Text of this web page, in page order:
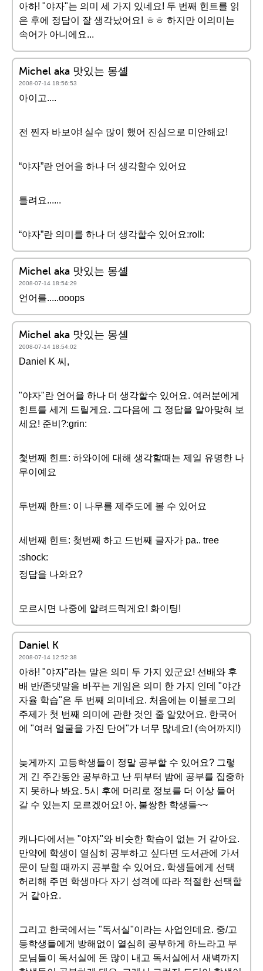
아하! "야자"는 의미 세 가지 있네요! 두 번째 힌트를 읽
은 후에 정답이 잘 생각났어요! ㅎㅎ 하지만 이의미는
속어가 아니에요...
Michel aka 맛있는 몽셸
2008-07-14 18:56:53
아이고....
전 찐자 바보야! 실수 많이 했어 진심으로 미안해요!
“야자”란 언어을 하나 더 생각할수 있어요
틀려요......
“야자”란 의미를 하나 더 생각할수 있어요:roll:
Michel aka 맛있는 몽셸
2008-07-14 18:54:29
언어를.....ooops
Michel aka 맛있는 몽셸
2008-07-14 18:54:02
Daniel K 씨,
"야자"란 언어을 하나 더 생각할수 있어요. 여러분에게
힌트를 세게 드릴게요. 그다음에 그 정답을 알아맞혀 보
세요! 준비?:grin:
첯번째 힌트: 하와이에 대해 생각할때는 제일 유명한 나
무이예요
두번째 한트: 이 나무를 제주도에 볼 수 있어요
세번째 힌트: 첮번째 하고 드번째 글자가 pa.. tree
:shock:
정답을 나와요?
모르시면 나중에 알려드릭게요! 화이팅!
Daniel K
2008-07-14 12:52:38
아하! "야자"라는 말은 의미 두 가지 있군요! 선배와 후
배 반/존댓말을 바꾸는 게임은 의미 한 가지 인데 "야간
자율 학습"은 두 번째 의미네요. 처음에는 이블로그의
주제가 첫 번째 의미에 관한 것인 줄 알았어요. 한국어
에 "여러 얼굴을 가진 단어"가 너무 많네요! (속어까지!)
늦게까지 고등학생들이 정말 공부할 수 있어요? 그렇
게 긴 주간동안 공부하고 난 뒤부터 밤에 공부를 집중하
지 못하나 봐요. 5시 후에 머리로 정보를 더 이상 들어
갈 수 있는지 모르겠어요! 아, 불쌍한 학생들~~
캐나다에서는 "야자"와 비슷한 학습이 없는 거 같아요.
만약에 학생이 열심히 공부하고 싶다면 도서관에 가서
문이 닫힐 때까지 공부할 수 있어요. 학생들에게 선택
허리해 주면 학생마다 자기 성격에 따라 적절한 선택할
거 같아요.
그리고 한국에서는 "독서실"이라는 사업인데요. 중/고
등학생들에게 방해없이 열심히 공부하게 하느라고 부
모님들이 독서실에 돈 많이 내고 독서실에서 새벽까지